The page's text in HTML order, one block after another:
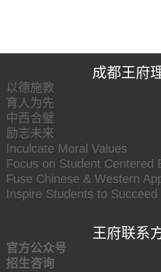
成都王府
以德施教
育人为先
中西合璧
励志未来
Inculcate Moral Values
Focus on Student Centered
Fuse Chinese & Western
Inspire Students to Succeed
王府联系
官方公众号
招生咨询